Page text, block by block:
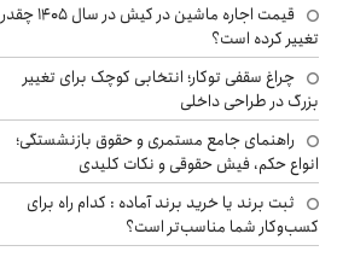
قیمت اجاره ماشین در کیش در سال ۱۴۰۵ چقدر
تغییر کرده است؟
چراغ سقفی توکار؛ انتخابی کوچک برای تغییر
بزرگ در طراحی داخلی
راهنمای جامع مستمری و حقوق بازنشستگی؛
انواع حکم، فیش حقوقی و نکات کلیدی
ثبت برند یا خرید برند آماده : کدام راه برای
کسب‌وکار شما مناسب‌تر است؟